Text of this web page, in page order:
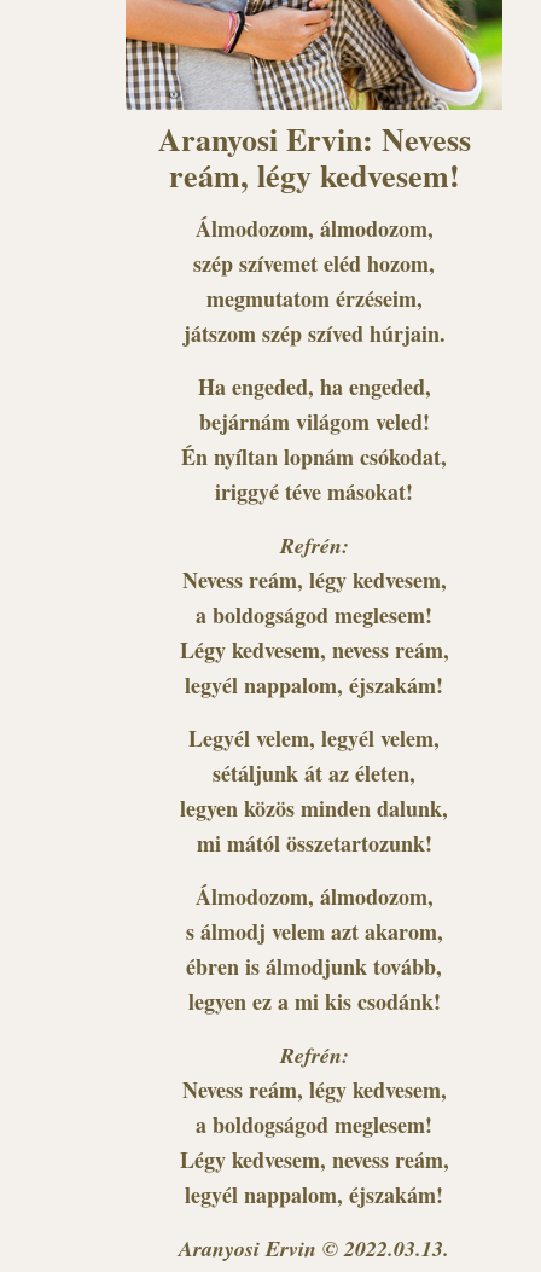
Aranyosi Ervin: Nevess
reám, légy kedvesem!
Álmodozom, álmodozom,
szép szívemet eléd hozom,
megmutatom érzéseim,
játszom szép szíved húrjain.
Ha engeded, ha engeded,
bejárnám világom veled!
Én nyíltan lopnám csókodat,
iriggyé téve másokat!
Refrén:
Nevess reám, légy kedvesem,
a boldogságod meglesem!
Légy kedvesem, nevess reám,
legyél nappalom, éjszakám!
Legyél velem, legyél velem,
sétáljunk át az életen,
legyen közös minden dalunk,
mi mától összetartozunk!
Álmodozom, álmodozom,
s álmodj velem azt akarom,
ébren is álmodjunk tovább,
legyen ez a mi kis csodánk!
Refrén:
Nevess reám, légy kedvesem,
a boldogságod meglesem!
Légy kedvesem, nevess reám,
legyél nappalom, éjszakám!
Aranyosi Ervin © 2022.03.13.